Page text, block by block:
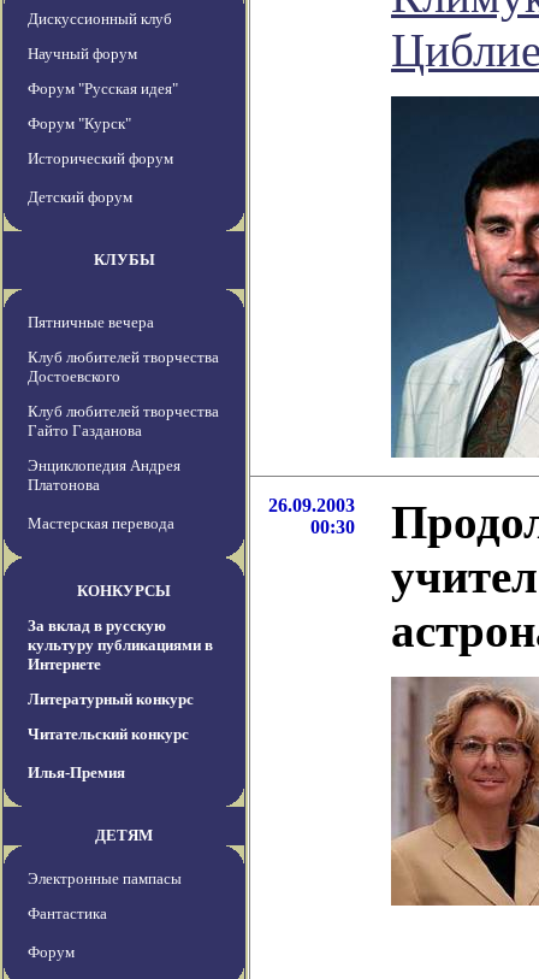
Дискуссионный клуб
Научный форум
Форум "Русская идея"
Форум "Курск"
Исторический форум
Детский форум
КЛУБЫ
Пятничные вечера
Клуб любителей творчества
Достоевского
Клуб любителей творчества
Гайто Газданова
Энциклопедия Андрея
Платонова
Мастерская перевода
КОНКУРСЫ
За вклад в русскую
культуру публикациями в
Интернете
Литературный конкурс
Читательский конкурс
Илья-Премия
ДЕТЯМ
Электронные пампасы
Фантастика
Форум
26.09.2003
00:30